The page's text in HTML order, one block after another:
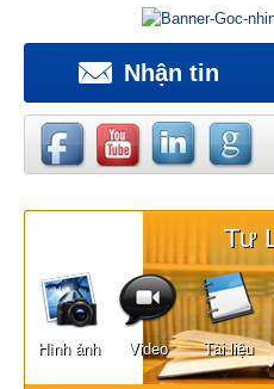
Nhận tin
Tư
Hình ảnh Video Tài liệu